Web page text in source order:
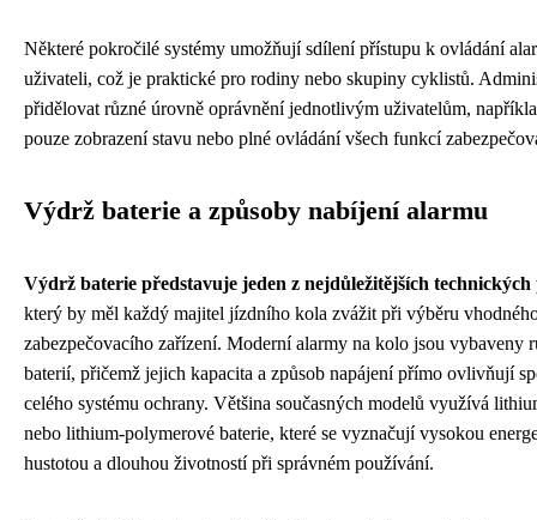
Některé pokročilé systémy umožňují sdílení přístupu k ovládání
uživateli, což je praktické pro rodiny nebo skupiny cyklistů.
přidělovat různé úrovně oprávnění jednotlivým uživatelům,
pouze zobrazení stavu nebo plné ovládání všech funkcí
Výdrž baterie a způsoby nabíjení alarmu
Výdrž baterie představuje jeden z nejdůležitějších
který by měl každý majitel jízdního kola zvážit při výběru
zabezpečovacího zařízení. Moderní alarmy na kolo jsou vybaveny
baterií, přičemž jejich kapacita a způsob napájení přímo ovlivňují
celého systému ochrany. Většina současných modelů využívá
nebo lithium-polymerové baterie, které se vyznačují vysokou
hustotou a dlouhou životností při správném používání.